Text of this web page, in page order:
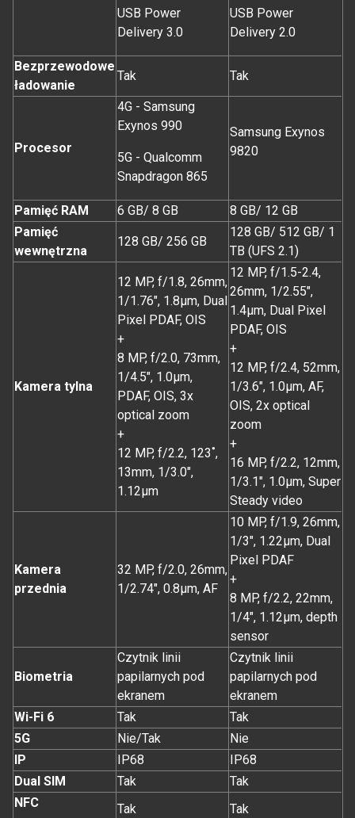
USB Power
Delivery 3.0
USB Power
Delivery 2.0
Bezprzewodowe
ładowanie
Tak Tak
Procesor
4G - Samsung
Exynos 990
5G - Qualcomm
Snapdragon 865
Samsung Exynos
9820
Pamięć RAM 6 GB/ 8 GB
8 GB/ 12 GB
Pamięć
wewnętrzna
128 GB/ 256 GB
128 GB/ 512 GB/ 1
TB (UFS 2.1)
Kamera tylna
12 MP, f/1.8, 26mm,
1/1.76", 1.8µm, Dual
Pixel PDAF, OIS
+
8 MP, f/2.0, 73mm,
1/4.5", 1.0µm,
PDAF, OIS, 3x
optical zoom
+
12 MP, f/2.2, 123˚,
13mm, 1/3.0",
1.12µm
12 MP, f/1.5-2.4,
26mm, 1/2.55",
1.4µm, Dual Pixel
PDAF, OIS
+
12 MP, f/2.4, 52mm,
1/3.6", 1.0µm, AF,
OIS, 2x optical
zoom
+
16 MP, f/2.2, 12mm,
1/3.1", 1.0µm, Super
Steady video
Kamera
przednia
32 MP, f/2.0, 26mm,
1/2.74", 0.8µm, AF
10 MP, f/1.9, 26mm,
1/3", 1.22µm, Dual
Pixel PDAF
+
8 MP, f/2.2, 22mm,
1/4", 1.12µm, depth
sensor
Biometria
Czytnik linii
papilarnych pod
ekranem
Czytnik linii
papilarnych pod
ekranem
Wi-Fi 6
Tak
Tak
5G
Nie/Tak
Nie
IP
IP68
IP68
Dual SIM
Tak
Tak
NFC
Tak Tak